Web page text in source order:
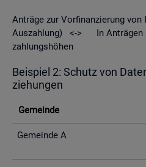
An­trä­ge zur Vor­fi­nan­zie­rung
Aus­zah­lung) <-> In An­trä­gen
zah­lungs­hö­hen
Bei­spiel 2: Schutz von
zie­hun­gen
Ge­mein­de
Ge­mein­de A